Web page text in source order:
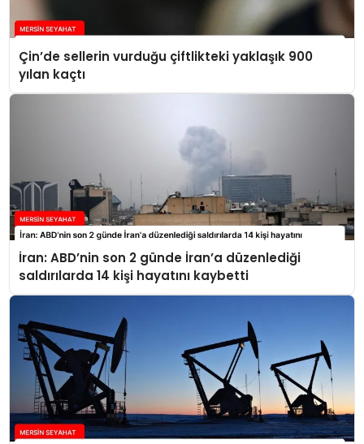
Çin’de sellerin vurduğu çiftlikteki yaklaşık 900
yılan kaçtı
İran: ABD’nin son 2 günde İran’a düzenlediği
saldırılarda 14 kişi hayatını kaybetti